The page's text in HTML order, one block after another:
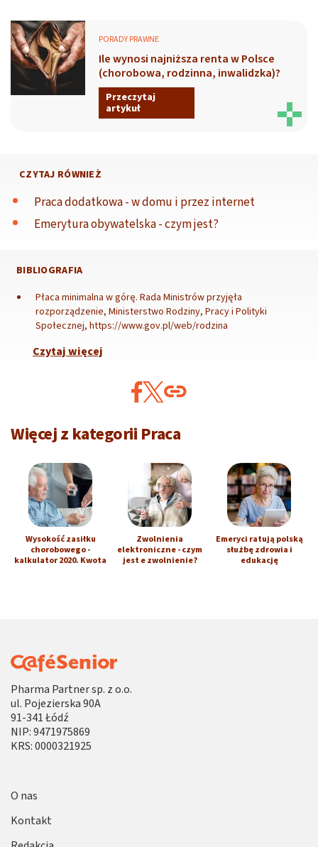
PORADY PRAWNE
Ile wynosi najniższa renta w Polsce
(chorobowa, rodzinna, inwalidzka)?
Przeczytaj
artykuł
CZYTAJ RÓWNIEŻ
Praca dodatkowa - w domu i przez internet
Emerytura obywatelska - czym jest?
BIBLIOGRAFIA
Płaca minimalna w górę. Rada Ministrów przyjęła
rozporządzenie, Ministerstwo Rodziny, Pracy i Polityki
Społecznej, https://www.gov.pl/web/rodzina
Czytaj więcej
Więcej z kategorii Praca
Wysokość zasiłku
chorobowego -
kalkulator 2020. Kwota
Zwolnienia
elektroniczne - czym
jest e zwolnienie?
Emeryci ratują polską
służbę zdrowia i
edukację
Pharma Partner sp. z o.o.
ul. Pojezierska 90A
91-341 Łódź
NIP: 9471975869
KRS: 0000321925
O nas
Kontakt